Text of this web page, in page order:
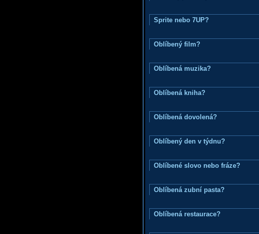
Sprite nebo 7UP?
Oblíbený film?
Oblíbená muzika?
Oblíbená kniha?
Oblíbená dovolená?
Oblíbený den v týdnu?
Oblíbené slovo nebo fráze?
Oblíbená zubní pasta?
Oblíbená restaurace?